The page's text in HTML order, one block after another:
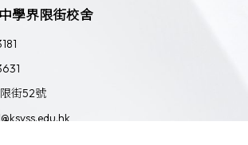
學界限街校舍
街52號